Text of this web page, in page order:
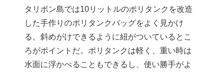
タリボン島では10リットルのポリタンクを改造
した手作りのポリタンクバッグをよく見かけ
る。斜めがけできるように紐がついているとこ
ろがポイントだ。ポリタンクは軽く、重い時は
水面に浮かべることもできるし、使い勝手がよ